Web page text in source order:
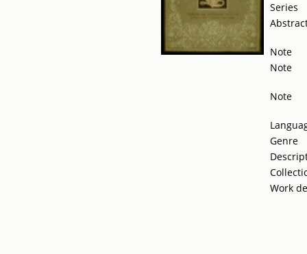
Series
Note
Note
Note
Genre
Work